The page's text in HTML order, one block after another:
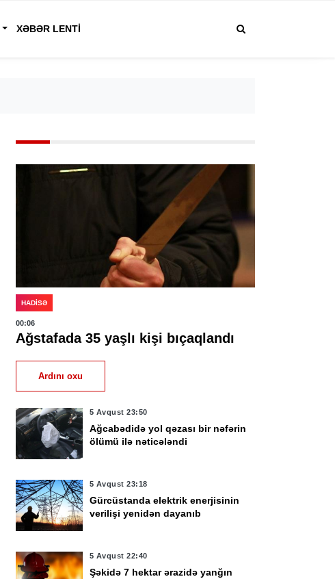
XƏBƏR LENTI
HADISƏ
00:06
Ağstafada 35 yaşlı kişi bıçaqlandı
Ardını oxu
5 Avqust 23:50
Ağcabədidə yol qəzası bir nəfərin
ölümü ilə nəticələndi
5 Avqust 23:18
Gürcüstanda elektrik enerjisinin
verilişi yenidən dayanıb
5 Avqust 22:40
Şəkidə 7 hektar ərazidə yanğın